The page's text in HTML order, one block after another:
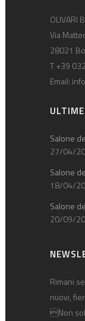
OLIVARI
Via
28021
T +39
Email:
Salone
27/04/
Salone
18/04/
Salone
20/09/
Rimani
nuovi,
Non